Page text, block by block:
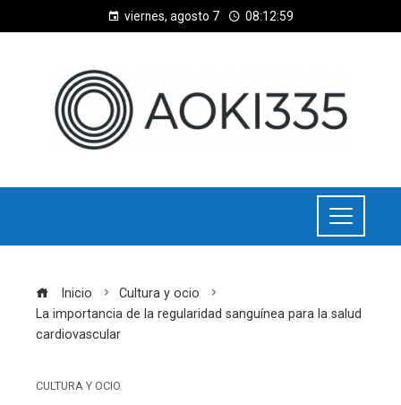
viernes, agosto 7 08:13:00
Inicio
Cultura y ocio
La importancia de la regularidad sanguínea para la salud
cardiovascular
CULTURA Y OCIO